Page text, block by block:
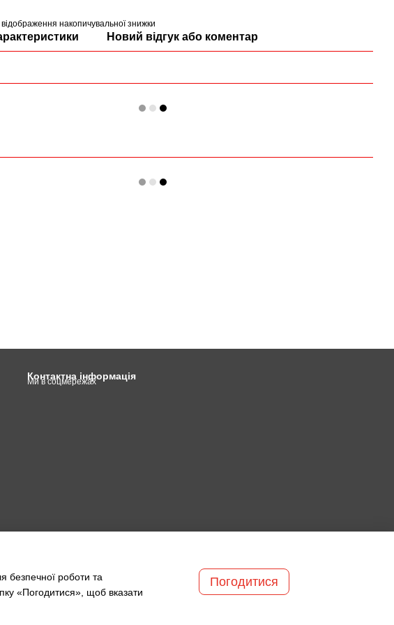
накопичувальної знижки
Новий відгук або коментар
Контактна інформація
Ми в соцмережах
безпечної роботи та
«Погодитися», щоб вказати
Погодитися